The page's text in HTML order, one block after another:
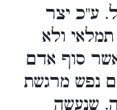
ע"כ יצר
ולא
סוף אדם
נפש מרגשת
שנעשה